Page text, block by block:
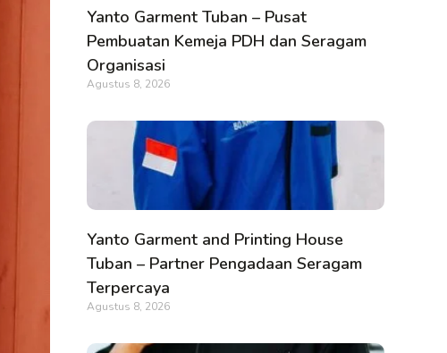
Yanto Garment Tuban – Pusat
Pembuatan Kemeja PDH dan Seragam
Organisasi
Agustus 8, 2026
Yanto Garment and Printing House
Tuban – Partner Pengadaan Seragam
Terpercaya
Agustus 8, 2026